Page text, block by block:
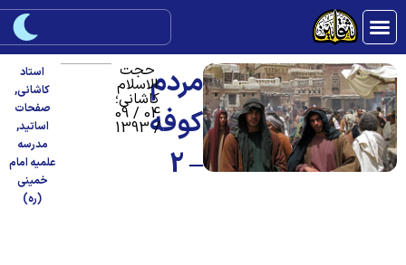
مردم
کوفه
– 2
حجت
الاسلام
کاشانی؛
04 / 09
/ 1393
استاد
کاشانی,
صفحات
اساتید,
مدرسه
علمیه امام
خمینی
(ره)